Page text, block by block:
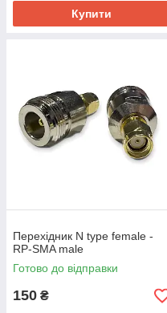
Купити
Перехідник N type female -
RP-SMA male
Готово до відправки
150 ₴